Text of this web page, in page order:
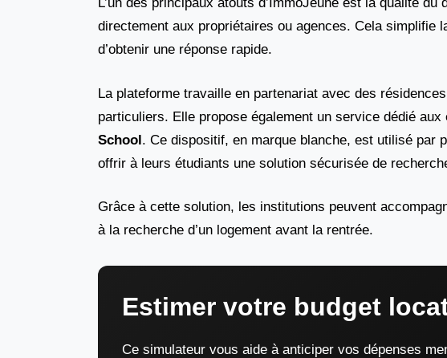
directement aux propriétaires ou agences. Cela simplifie
d’obtenir une réponse rapide.
La plateforme travaille en partenariat avec des
particuliers. Elle propose également un service dédié
School. Ce dispositif, en marque blanche, est utilisé par
offrir à leurs étudiants une solution sécurisée de
Grâce à cette solution, les institutions peuvent
à la recherche d’un logement avant la rentrée.
Estimer votre budget
Ce simulateur vous aide à anticiper vos dépenses